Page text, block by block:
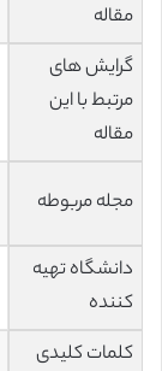
مقاله
گرایش های
مرتبط با این
مقاله
مجله مربوطه
دانشگاه تهیه
کننده
کلمات کلیدی